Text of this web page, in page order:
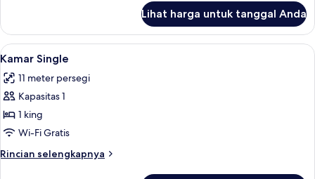
Kamar
Double
atau
Lihat harga untuk tanggal Anda
Lihat
semua
foto
untuk
Kamar
Single
Meja kerja, tempat tidur bayi (biaya
4
Kamar Single
11 meter persegi
Kapasitas 1
1 king
Wi-Fi Gratis
Rincian selengkapnya
Rincian